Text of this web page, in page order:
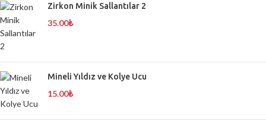
Zirkon Minik Sallantılar 2
35.00₺
Mineli Yıldız ve Kolye Ucu
15.00₺